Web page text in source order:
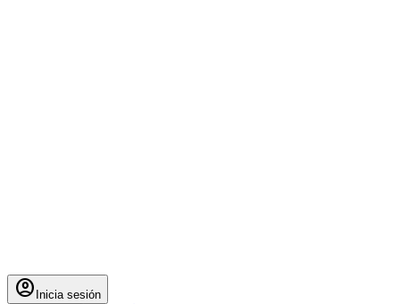
account_circle Inicia sesión